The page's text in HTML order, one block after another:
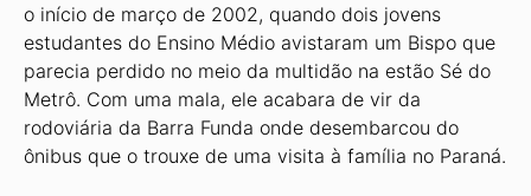
o início de março de 2002, quando dois jovens
estudantes do Ensino Médio avistaram um Bispo que
parecia perdido no meio da multidão na estão Sé do
Metrô. Com uma mala, ele acabara de vir da
rodoviária da Barra Funda onde desembarcou do
ônibus que o trouxe de uma visita à família no Paraná.